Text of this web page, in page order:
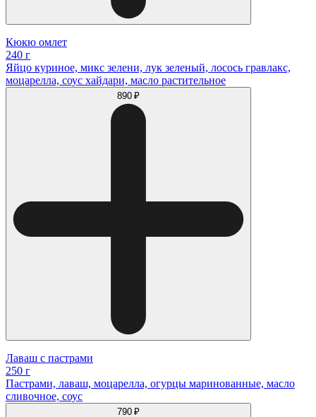
Кюкю омлет
240 г
Яйцо куриное, микс зелени, лук зеленый, лосось гравлакс,
моцарелла, соус хайдари, масло растительное
890 ₽
Лаваш с пастрами
250 г
Пастрами, лаваш, моцарелла, огурцы маринованные, масло
сливочное, соус
790 ₽